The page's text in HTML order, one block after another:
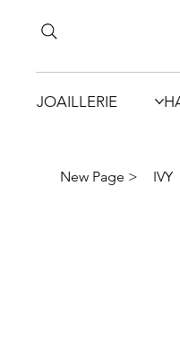
JOAILLERIE
New Page > IVY